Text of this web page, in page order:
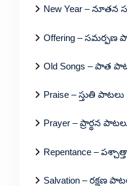
New Year – నూతన
Offering – సమర్పణ
Old Songs – పాత
Praise – స్తుతి పాటలు
Prayer – ప్రార్థన
Repentance –
Salvation – రక్షణ